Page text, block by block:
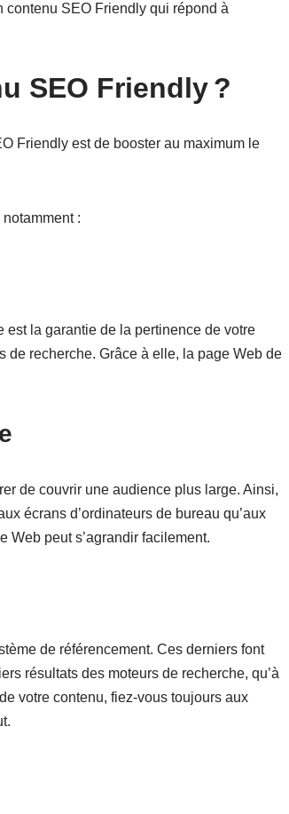
contenu SEO Friendly qui répond à
SEO Friendly ?
Friendly est de booster au maximum le
:
est la garantie de la pertinence de votre
de recherche. Grâce à elle, la page Web de
de couvrir une audience plus large. Ainsi,
écrans d’ordinateurs de bureau qu’aux
Web peut s’agrandir facilement.
de référencement. Ces derniers font
résultats des moteurs de recherche, qu’à
votre contenu, fiez-vous toujours aux